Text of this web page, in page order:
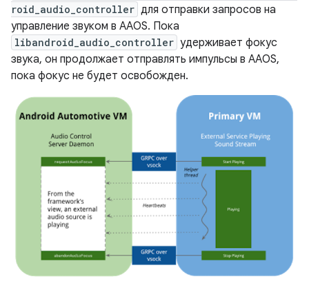
roid_audio_controller для отправки запросов на
управление звуком в AAOS. Пока
libandroid_audio_controller удерживает фокус
звука, он продолжает отправлять импульсы в AAOS,
пока фокус не будет освобожден.